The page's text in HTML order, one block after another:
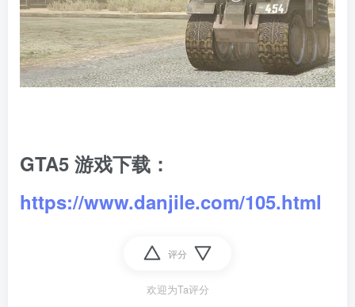
GTA5 游戏下载：
https://www.danjile.com/105.html
评分
欢迎为Ta评分